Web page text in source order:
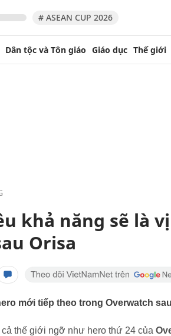
# ASEAN CUP 2026
Dân tộc và Tôn giáo Giáo dục Thế giới
khả năng sẽ là
Orisa
mới tiếp theo trong Overwatch
thế giới ngỡ như hero thứ 24 của